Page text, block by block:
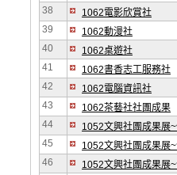
38
1062電影欣賞社
39
1062動漫社
40
1062桌遊社
41
1062書香志工服務社
42
1062電腦資訊社
43
1062茶藝社社團成果
44
1052文興社團成果展
45
1052文興社團成果展
46
1052文興社團成果展